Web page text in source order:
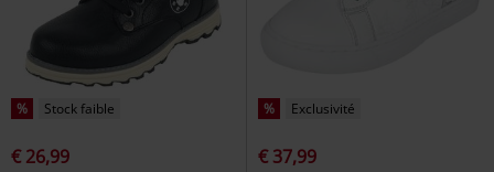
% Stock faible
€ 26,99
% Exclusivité
€ 37,99